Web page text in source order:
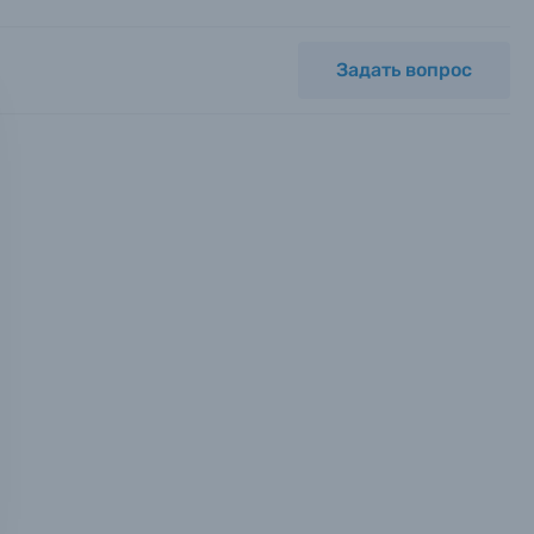
с
Задать вопрос